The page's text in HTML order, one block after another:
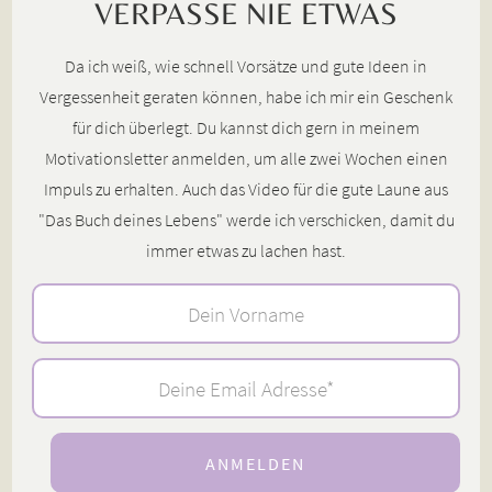
VERPASSE NIE ETWAS
Da ich weiß, wie schnell Vorsätze und gute Ideen in
Vergessenheit geraten können, habe ich mir ein Geschenk
für dich überlegt. Du kannst dich gern in meinem
Motivationsletter anmelden, um alle zwei Wochen einen
Impuls zu erhalten. Auch das Video für die gute Laune aus
"Das Buch deines Lebens" werde ich verschicken, damit du
immer etwas zu lachen hast.